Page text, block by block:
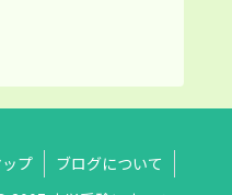
プ
ブログについて